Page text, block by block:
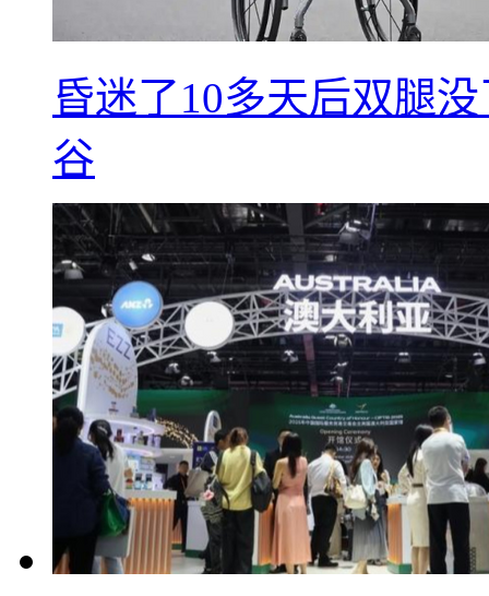
昏迷了10多天后双腿
谷